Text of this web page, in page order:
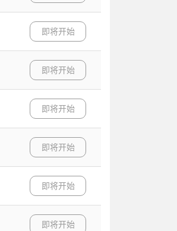
即将开始
即将开始
即将开始
即将开始
即将开始
即将开始